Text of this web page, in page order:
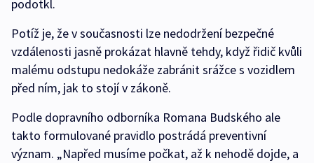
podotkl.
Potíž je, že v současnosti lze nedodržení bezpečné
vzdálenosti jasně prokázat hlavně tehdy, když řidič kvůli
malému odstupu nedokáže zabránit srážce s vozidlem
před ním, jak to stojí v zákoně.
Podle dopravního odborníka Romana Budského ale
takto formulované pravidlo postrádá preventivní
význam. „Napřed musíme počkat, až k nehodě dojde, a